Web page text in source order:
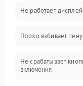
Не работает дисплей
Плохо взбивает пену
Не срабатывает
включения